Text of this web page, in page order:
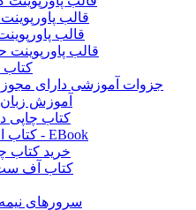
قالب
قالب
قالب پاورپوینت
جزوات آموزشی دارای مجوز
آموزش
کتاب چاپی
کتاب الکترونیک - EBook
خرید کتاب
کتاب آف
سرورهای